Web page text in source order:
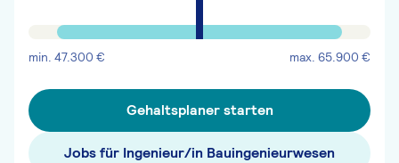
min. 47.300 € max. 65.900 €
Gehaltsplaner starten
Jobs für Ingenieur/in Bauingenieurwesen